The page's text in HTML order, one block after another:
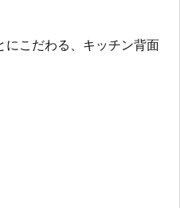
にこだわる、キッチン背面